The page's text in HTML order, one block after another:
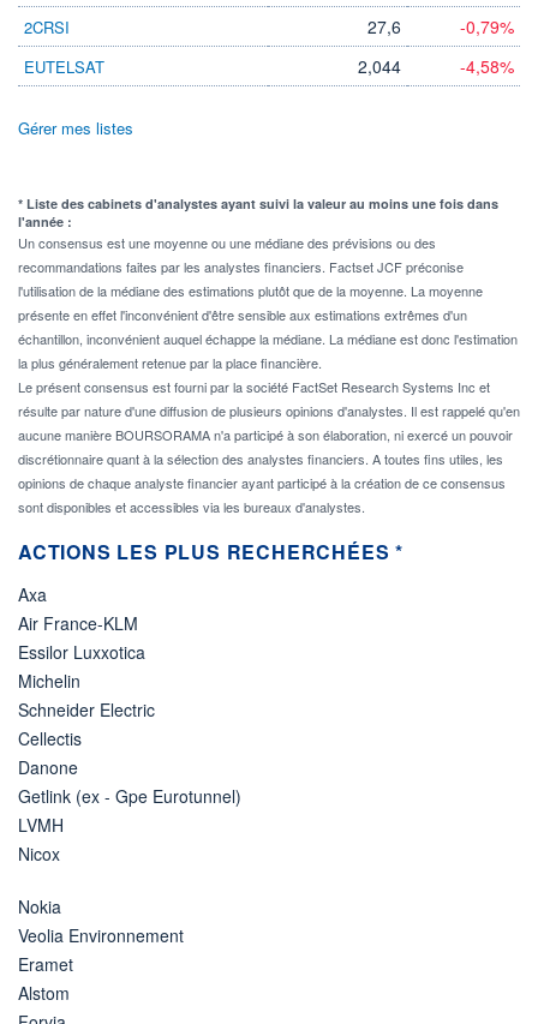
2CRSI 27,6 -0,79%
EUTELSAT 2,044 -4,58%
Gérer mes listes
* Liste des cabinets d'analystes ayant suivi la valeur au moins une fois dans
l'année :
Un consensus est une moyenne ou une médiane des prévisions ou des
recommandations faites par les analystes financiers. Factset JCF préconise
l'utilisation de la médiane des estimations plutôt que de la moyenne. La moyenne
présente en effet l'inconvénient d'être sensible aux estimations extrêmes d'un
échantillon, inconvénient auquel échappe la médiane. La médiane est donc l'estimation
la plus généralement retenue par la place financière.
Le présent consensus est fourni par la société FactSet Research Systems Inc et
résulte par nature d'une diffusion de plusieurs opinions d'analystes. Il est rappelé qu'en
aucune manière BOURSORAMA n'a participé à son élaboration, ni exercé un pouvoir
discrétionnaire quant à la sélection des analystes financiers. A toutes fins utiles, les
opinions de chaque analyste financier ayant participé à la création de ce consensus
sont disponibles et accessibles via les bureaux d'analystes.
ACTIONS LES PLUS RECHERCHÉES *
Axa
Air France-KLM
Essilor Luxxotica
Michelin
Schneider Electric
Cellectis
Danone
Getlink (ex - Gpe Eurotunnel)
LVMH
Nicox
Nokia
Veolia Environnement
Eramet
Alstom